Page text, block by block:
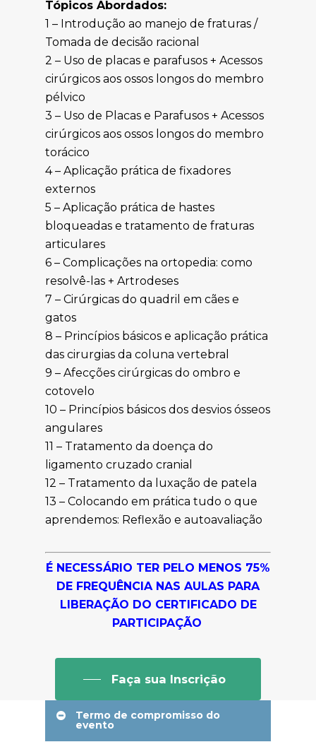
Tópicos Abordados:
1 – Introdução ao manejo de fraturas /
Tomada de decisão racional
2 – Uso de placas e parafusos + Acessos
cirúrgicos aos ossos longos do membro
pélvico
3 – Uso de Placas e Parafusos + Acessos
cirúrgicos aos ossos longos do membro
torácico
4 – Aplicação prática de fixadores
externos
5 – Aplicação prática de hastes
bloqueadas e tratamento de fraturas
articulares
6 – Complicações na ortopedia: como
resolvê-las + Artrodeses
7 – Cirúrgicas do quadril em cães e
gatos
8 – Princípios básicos e aplicação prática
das cirurgias da coluna vertebral
9 – Afecções cirúrgicas do ombro e
cotovelo
10 – Princípios básicos dos desvios ósseos
angulares
11 – Tratamento da doença do
ligamento cruzado cranial
12 – Tratamento da luxação de patela
13 – Colocando em prática tudo o que
aprendemos: Reflexão e autoavaliação
É NECESSÁRIO TER PELO MENOS 75%
DE FREQUÊNCIA NAS AULAS PARA
LIBERAÇÃO DO CERTIFICADO DE
PARTICIPAÇÃO
Faça sua Inscrição
Termo de compromisso do
evento